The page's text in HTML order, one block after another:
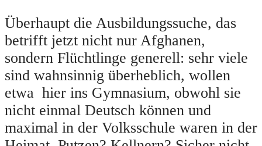
Überhaupt die Ausbildungssuche, das
betrifft jetzt nicht nur Afghanen,
sondern Flüchtlinge generell: sehr viele
sind wahnsinnig überheblich, wollen
etwa hier ins Gymnasium, obwohl sie
nicht einmal Deutsch können und
maximal in der Volksschule waren in der